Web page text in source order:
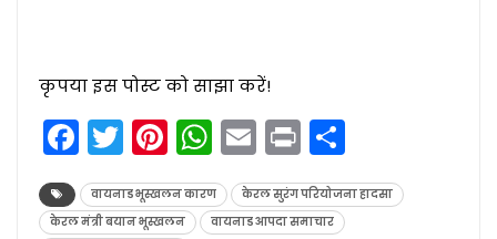
कृपया इस पोस्ट को साझा करें!
Facebook
Twitter
Pinterest
WhatsApp
Email
Print
वायनाड भूस्खलन कारण
केरल सुरंग परियोजना हादसा
केरल मंत्री बयान भूस्खलन
वायनाड आपदा समाचार